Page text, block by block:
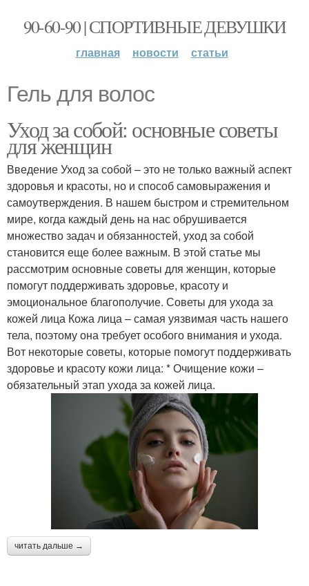
90-60-90 | СПОРТИВНЫЕ ДЕВУШКИ
главная новости статьи
Гель для волос
Уход за собой: основные советы
для женщин
Введение Уход за собой – это не только важный аспект
здоровья и красоты, но и способ самовыражения и
самоутверждения. В нашем быстром и стремительном
мире, когда каждый день на нас обрушивается
множество задач и обязанностей, уход за собой
становится еще более важным. В этой статье мы
рассмотрим основные советы для женщин, которые
помогут поддерживать здоровье, красоту и
эмоциональное благополучие. Советы для ухода за
кожей лица Кожа лица – самая уязвимая часть нашего
тела, поэтому она требует особого внимания и ухода.
Вот некоторые советы, которые помогут поддерживать
здоровье и красоту кожи лица: * Очищение кожи –
обязательный этап ухода за кожей лица.
читать дальше →